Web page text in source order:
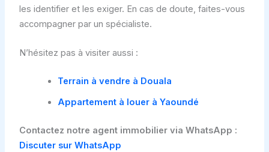
les identifier et les exiger. En cas de doute, faites-vous
accompagner par un spécialiste.
N’hésitez pas à visiter aussi :
Terrain à vendre à Douala
Appartement à louer à Yaoundé
Contactez notre agent immobilier via WhatsApp :
Discuter sur WhatsApp